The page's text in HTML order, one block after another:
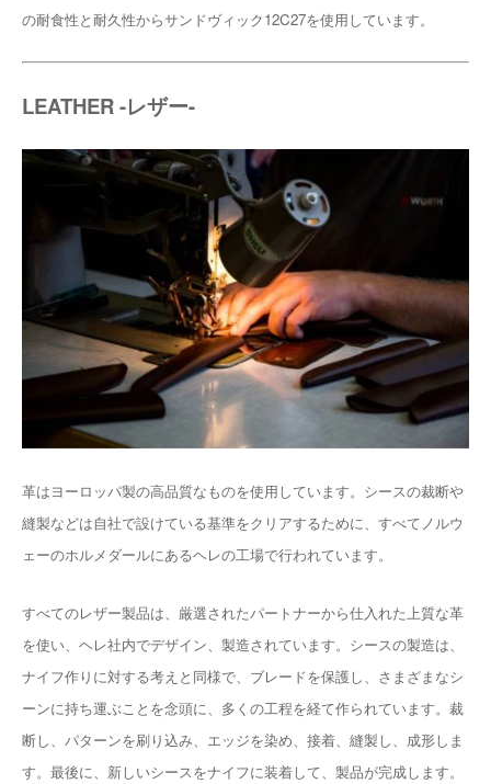
の耐食性と耐久性からサンドヴィック12C27を使用しています。
LEATHER -レザー-
革はヨーロッパ製の高品質なものを使用しています。シースの裁断や
縫製などは自社で設けている基準をクリアするために、すべてノルウ
ェーのホルメダールにあるヘレの工場で行われています。
すべてのレザー製品は、厳選されたパートナーから仕入れた上質な革
を使い、ヘレ社内でデザイン、製造されています。シースの製造は、
ナイフ作りに対する考えと同様で、ブレードを保護し、さまざまなシ
ーンに持ち運ぶことを念頭に、多くの工程を経て作られています。裁
断し、パターンを刷り込み、エッジを染め、接着、縫製し、成形しま
す。最後に、新しいシースをナイフに装着して、製品が完成します。